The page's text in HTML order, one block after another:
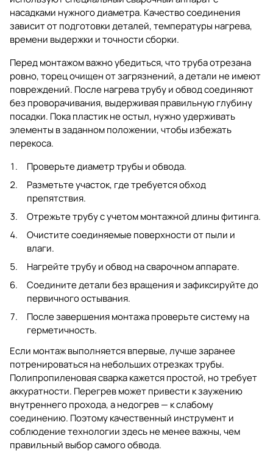
насадками нужного диаметра. Качество соединения
зависит от подготовки деталей, температуры нагрева,
времени выдержки и точности сборки.
Перед монтажом важно убедиться, что труба отрезана
ровно, торец очищен от загрязнений, а детали не имеют
повреждений. После нагрева трубу и обвод соединяют
без проворачивания, выдерживая правильную глубину
посадки. Пока пластик не остыл, нужно удерживать
элементы в заданном положении, чтобы избежать
перекоса.
Проверьте диаметр трубы и обвода.
Разметьте участок, где требуется обход
препятствия.
Отрежьте трубу с учетом монтажной длины фитинга.
Очистите соединяемые поверхности от пыли и
влаги.
Нагрейте трубу и обвод на сварочном аппарате.
Соедините детали без вращения и зафиксируйте до
первичного остывания.
После завершения монтажа проверьте систему на
герметичность.
Если монтаж выполняется впервые, лучше заранее
потренироваться на небольших отрезках трубы.
Полипропиленовая сварка кажется простой, но требует
аккуратности. Перегрев может привести к заужению
внутреннего прохода, а недогрев — к слабому
соединению. Поэтому качественный инструмент и
соблюдение технологии здесь не менее важны, чем
правильный выбор самого обвода.